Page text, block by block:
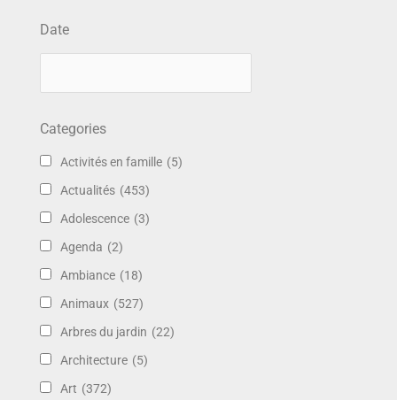
Date
Categories
Activités en famille (5)
Actualités (453)
Adolescence (3)
Agenda (2)
Ambiance (18)
Animaux (527)
Arbres du jardin (22)
Architecture (5)
Art (372)